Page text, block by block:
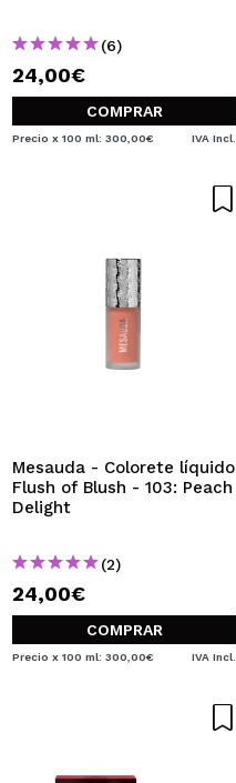
(6)
24,00€
COMPRAR
Precio x 100 ml: 300,00€ IVA Incl.
Mesauda - Colorete líquido
Flush of Blush - 103: Peach
Delight
(2)
24,00€
COMPRAR
Precio x 100 ml: 300,00€ IVA Incl.